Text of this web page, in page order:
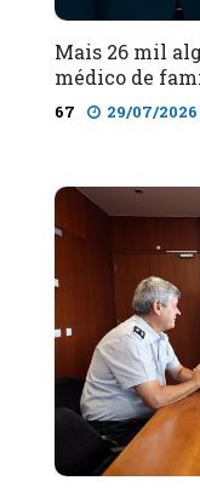
Mais 26 mil
médico de
67 29/07/2026